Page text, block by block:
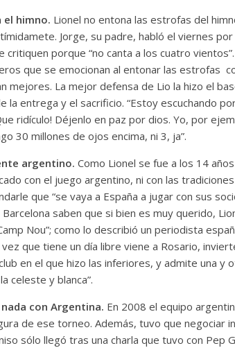
el himno. Lionel no entona las estrofas del
Jorge, su padre, habló el viernes
critiquen porque “no canta a los cuatro
que se emocionan al entonar las estrofas
mejores. La mejor defensa de Lio la hizo el
la entrega y el sacrificio. “Estoy escuchando
ridículo! Déjenlo en paz por dios. Yo, por
30 millones de ojos encima, ni 3, ja”.
argentino. Como Lionel se fue a los 14
con el juego argentino, ni con las
que “se vaya a España a jugar con sus
saben que si bien es muy querido,
Nou”; como lo describió un periodista
que tiene un día libre viene a Rosario,
en el que hizo las inferiores, y admite una
celeste y blanca”.
con Argentina. En 2008 el equipo
de ese torneo. Además, tuvo que negociar
sólo llegó tras una charla que tuvo con Pep